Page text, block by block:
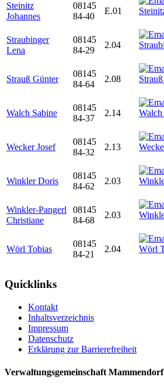
Steinitz
Johannes
08145
84-40
E.01
Straubinger
Lena
08145
84-29
2.04
Strauß Günter
08145
84-64
2.08
Walch Sabine
08145
84-37
2.14
Wecker Josef
08145
84-32
2.13
Winkler Doris
08145
84-62
2.03
Winkler-Pangerl
Christiane
08145
84-68
2.03
Wörl Tobias
08145
84-21
2.04
Quicklinks
Kontakt
Inhaltsverzeichnis
Impressum
Datenschutz
Erklärung zur Barrierefreiheit
Verwaltungsgemeinschaft Mammendorf